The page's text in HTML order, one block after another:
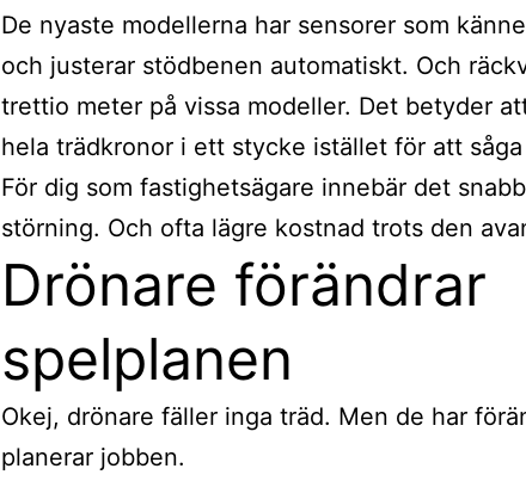
De nyaste modellerna har sensorer som
och justerar stödbenen automatiskt. Och
trettio meter på vissa modeller. Det betyder
hela trädkronor i ett stycke istället för att
För dig som fastighetsägare innebär det
störning. Och ofta lägre kostnad trots den
Drönare förändrar
spelplanen
Okej, drönare fäller inga träd. Men de har
planerar jobben.